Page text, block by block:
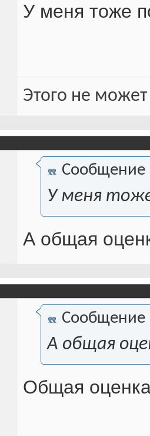
У меня тоже
Этого не
Сообщение
У меня
А общая
Сообщение
А общая
Общая